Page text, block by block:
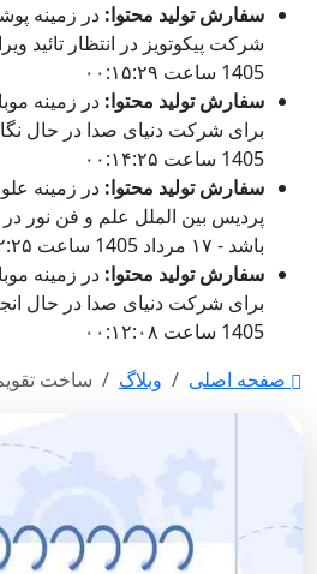
سفارش تولید محتوا: در زمینه
1405 ساعت ۰۰:۱۵:۲۹
سفارش تولید محتوا: در زمینه
1405 ساعت ۰۰:۱۴:۲۵
سفارش تولید محتوا: در زمینه
پردیس بین الملل علم و فن نور در
باشد - ۱۷ مرداد 1405 ساعت ۰۰:۱۲:۲۵
سفارش تولید محتوا: در زمینه
1405 ساعت ۰۰:۱۲:۰۸
صفحه اصلی
وبلاگ ساخت